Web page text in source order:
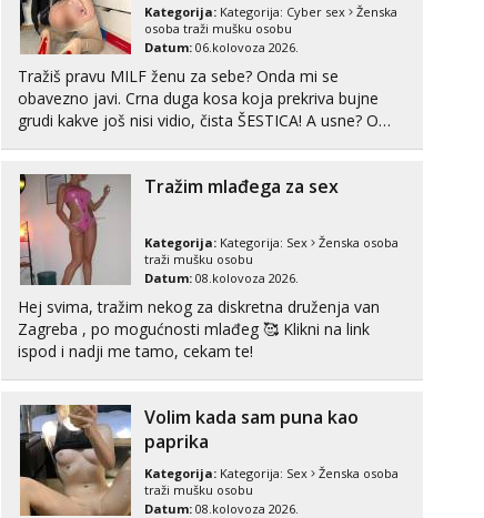
Obavijesti me kada se oslobodi
Snježana
Čekam tvoj poziv!
Tel: 064/677-677
- Kod: #119
tel:0,93€ - mob:1,12€ min
Alisa
Razgovaram :)
tel:0,93€ - mob:1,12€ min
Obavijesti me kada se oslobodi
Žana
Čekam tvoj poziv!
064/677-677
tel:0,93€ - mob:1,12€ min
Ivančica
Čekam tvoj poziv!
Tel: 064/677-677- Kod: #108
tel:0,93€ - mob:1,12€ min
Kategorija: Kategorija: Cyber sex
Ženska
osoba traži mušku osobu
Datum: 06.kolovoza 2026.
Tražiš pravu MILF ženu za sebe? Onda mi se
obavezno javi. Crna duga kosa koja prekriva bujne
grudi kakve još nisi vidio, čista ŠESTICA! A usne? O
nisi vidio. Uvijek sam spremna za ONLOINE zabavu...
Tražim mlađega za sex
Kategorija: Kategorija: Sex
Ženska osoba
traži mušku osobu
Datum: 08.kolovoza 2026.
Hej svima, tražim nekog za diskretna druženja van
Zagreba , po mogućnosti mlađeg 🥰 Klikni na link
ispod i nadji me tamo, cekam te!
Volim kada sam puna kao
paprika
Kategorija: Kategorija: Sex
Ženska osoba
traži mušku osobu
Datum: 08.kolovoza 2026.